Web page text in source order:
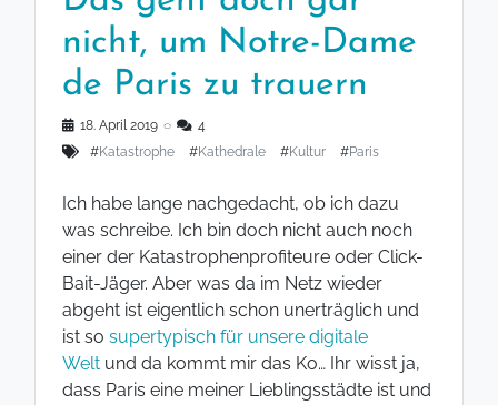
nicht, um Notre-Dame
de Paris zu trauern
18. April 2019 ◌
4
#Katastrophe #Kathedrale #Kultur #Paris
Ich habe lange nachgedacht, ob ich dazu
was schreibe. Ich bin doch nicht auch noch
einer der Katastrophenprofiteure oder Click-
Bait-Jäger. Aber was da im Netz wieder
abgeht ist eigentlich schon unerträglich und
ist so supertypisch für unsere digitale
Welt und da kommt mir das Ko… Ihr wisst ja,
dass Paris eine meiner Lieblingsstädte ist und